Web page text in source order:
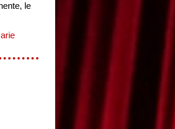
le